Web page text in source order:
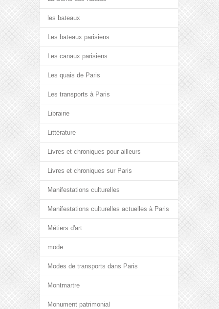
les bateaux
Les bateaux parisiens
Les canaux parisiens
Les quais de Paris
Les transports à Paris
Librairie
Littérature
Livres et chroniques pour ailleurs
Livres et chroniques sur Paris
Manifestations culturelles
Manifestations culturelles actuelles à Paris
Métiers d'art
mode
Modes de transports dans Paris
Montmartre
Monument patrimonial